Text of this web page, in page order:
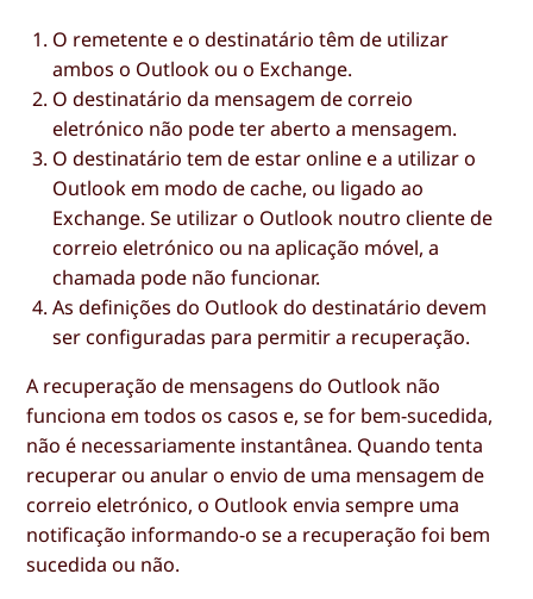
O remetente e o destinatário têm de utilizar
ambos o Outlook ou o Exchange.
O destinatário da mensagem de correio
eletrónico não pode ter aberto a mensagem.
O destinatário tem de estar online e a utilizar o
Outlook em modo de cache, ou ligado ao
Exchange. Se utilizar o Outlook noutro cliente de
correio eletrónico ou na aplicação móvel, a
chamada pode não funcionar.
As definições do Outlook do destinatário devem
ser configuradas para permitir a recuperação.
A recuperação de mensagens do Outlook não
funciona em todos os casos e, se for bem-sucedida,
não é necessariamente instantânea. Quando tenta
recuperar ou anular o envio de uma mensagem de
correio eletrónico, o Outlook envia sempre uma
notificação informando-o se a recuperação foi bem
sucedida ou não.